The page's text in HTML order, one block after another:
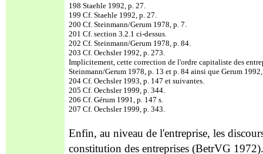
198 Staehle 1992, p. 27.
199 Cf. Staehle 1992, p. 27.
200 Cf. Steinmann/Gerum 1978, p. 7.
201 Cf. section 3.2.1 ci-dessus.
202 Cf. Steinmann/Gerum 1978, p. 84.
203 Cf. Oechsler 1992, p. 273.
Implicitement, cette correction de l'ordre capitaliste des
Steinmann/Gerum 1978, p. 13 et p. 84 ainsi que Gerum
204 Cf. Oechsler 1993, p. 147 et suivantes.
205 Cf. Oechsler 1999, p. 344.
206 Cf. Gérum 1991, p. 147 s.
207 Cf. Oechsler 1999, p. 343.
Enfin, au niveau de l'entreprise, les
constitution des entreprises (BetrVG 1972).